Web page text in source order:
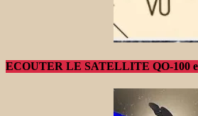
ECOUTER LE SATELLITE QO-100